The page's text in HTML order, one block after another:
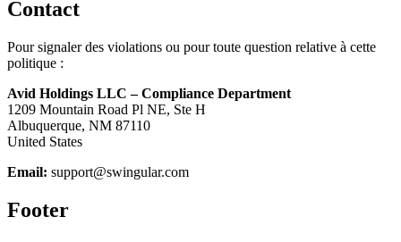
Contact
Pour signaler des violations ou pour toute question relative à cette
politique :
Avid Holdings LLC – Compliance Department
1209 Mountain Road Pl NE, Ste H
Albuquerque, NM 87110
United States
Email: support@swingular.com
Footer